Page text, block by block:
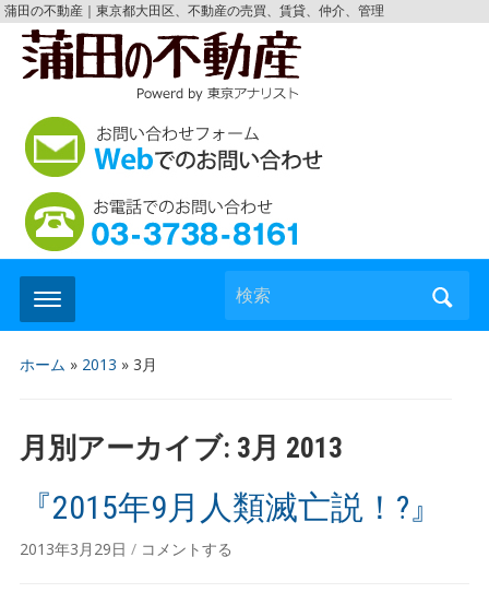
蒲田の不動産｜東京都大田区、不動産の売買、賃貸、仲介、管理
検索
ホーム » 2013 » 3月
月別アーカイブ: 3月 2013
『2015年9月人類滅亡説！?』
2013年3月29日 / コメントする